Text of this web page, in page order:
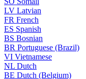
LV Latvian
FR French
ES Spanish
BS Bosnian
BR Portuguese (Brazil)
VI Vietnamese
NL Dutch
BE Dutch (Belgium)